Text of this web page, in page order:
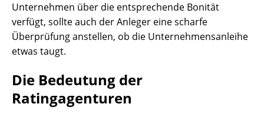
Unternehmen über die entsprechende Bonität
verfügt, sollte auch der Anleger eine scharfe
Überprüfung anstellen, ob die Unternehmensanleihe
etwas taugt.
Die Bedeutung der
Ratingagenturen